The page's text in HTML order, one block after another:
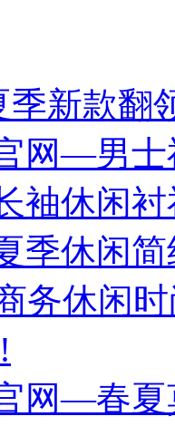
季新款翻
网—男士
袖休闲
季休闲
务休闲
网—春夏